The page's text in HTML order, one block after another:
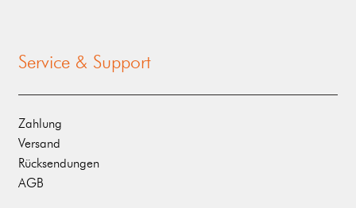
Service & Support
Zahlung
Versand
Rücksendungen
AGB